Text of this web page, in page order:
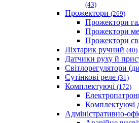
(43)
Прожектори (269)
Прожектори
Прожектори
Прожектори
Ліхтарик ручний (40)
Датчики руху й
Світлорегулятори
Сутінкові реле (31)
Комплектуючі (172)
Комплектуючі
Адміністративно-